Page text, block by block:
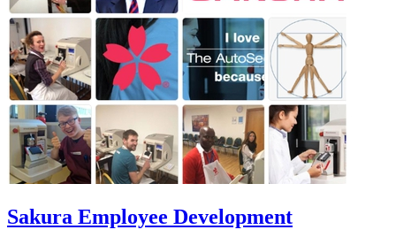
Sakura Employee Development